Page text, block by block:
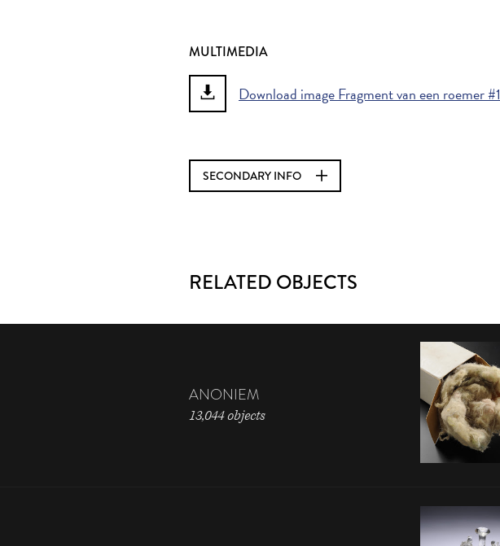
MULTIMEDIA
Download image Fragment van een roemer #1
SECONDARY INFO
RELATED OBJECTS
ANONIEM
13,044 objects